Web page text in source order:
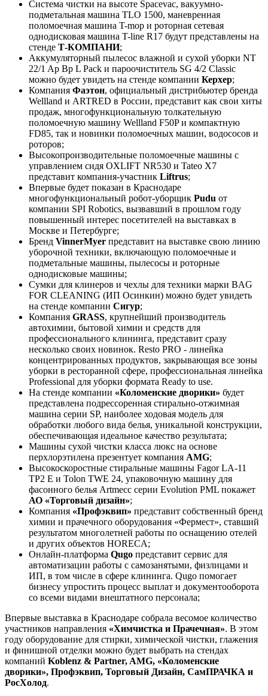
Система чистки на высоте Spacevac, вакуумно-
подметальная машина TLO 1500, маневренная
поломоечная машина T-mop и роторная сетевая
однодисковая машина T-line R17 будут представлены на
стенде Т-КОМПАНИ;
Аккумуляторный пылесос влажной и сухой уборки NT
22/1 Ap Bp L Pack и пароочиститель SG 4/2 Classic
можно будет увидеть на стенде компании Керхер;
Компания Фаэтон, официальный дистрибьютер бренда
Wellland и ARTRED в России, представит как свои хиты
продаж, многофункциональную толкательную
поломоечную машину Wellland F50P и компактную
FD85, так и новинки поломоечных машин, водососов и
роторов;
Высокопроизводительные поломоечные машины с
управлением сидя OXLIFT NR530 и Tateo X7
представит компания-участник Liftrus;
Впервые будет показан в Краснодаре
многофункциональный робот-уборщик Pudu от
компании SPI Robotics, вызвавший в прошлом году
повышенный интерес посетителей на выставках в
Москве и Петербурге;
Бренд VinnerMyer представит на выставке свою линию
уборочной техники, включающую поломоечные и
подметальные машины, пылесосы и роторные
однодисковые машины;
Сумки для клинеров и чехлы для техники марки BAG
FOR CLEANING (ИП Осинкин) можно будет увидеть
на стенде компании Сигур;
Компания GRASS, крупнейший производитель
автохимии, бытовой химии и средств для
профессионального клининга, представит сразу
несколько своих новинок. Resto PRO - линейка
концентрированных продуктов, закрывающая все зоны
уборки в ресторанной сфере, профессиональная линейка
Professional для уборки формата Ready to use.
На стенде компании «Коломенские дворики» будет
представлена подрессоренная стирально-отжимная
машина серии SP, наиболее ходовая модель для
обработки любого вида белья, уникальной конструкции,
обеспечивающая идеальное качество результата;
Машины сухой чистки класса люкс на основе
перхлорэтилена презентует компания AMG;
Высокоскоростные стиральные машины Fagor LA-11
TP2 E и Tolon TWE 24, упаковочную машину для
фасонного белья Artmecc серии Evolution PML покажет
АО «Торговый дизайн»;
Компания «Профэквип» представит собственный бренд
химии и прачечного оборудования «Фермест», ставший
результатом многолетней работы по оснащению отелей
и других объектов HORECA;
Онлайн-платформа Qugo представит сервис для
автоматизации работы с самозанятыми, физлицами и
ИП, в том числе в сфере клининга. Qugo помогает
бизнесу упростить процесс выплат и документооборота
со всеми видами внештатного персонала;
Впервые выставка в Краснодаре собрала весомое количество
участников направления «Химчистка и Прачечная». В этом
году оборудование для стирки, химической чистки, глажения
и финишной отделки можно будет выбрать на стендах
компаний Koblenz & Partner, AMG, «Коломенские
дворики», Профэквип, Торговый Дизайн, СамПРАЧКА и
РосХолод.